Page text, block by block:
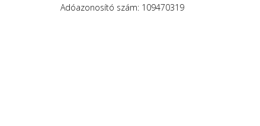
Adóazonosító szám: 109470319